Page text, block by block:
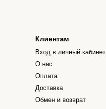
Клиентам
Вход в личный кабинет
О нас
Оплата
Доставка
Обмен и возврат